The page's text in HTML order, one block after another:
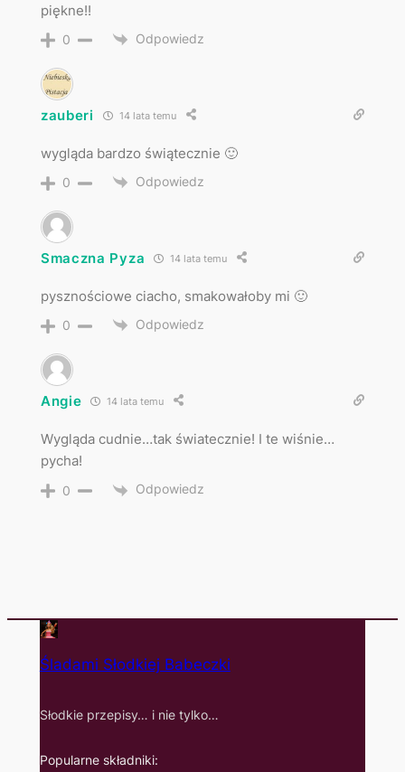
piękne!!
0 Odpowiedz
zauberi 14 lata temu
wygląda bardzo świątecznie 🙂
0 Odpowiedz
Smaczna Pyza 14 lata temu
pysznościowe ciacho, smakowałoby mi 🙂
0 Odpowiedz
Angie 14 lata temu
Wygląda cudnie…tak światecznie! I te wiśnie…
pycha!
0 Odpowiedz
Śladami Słodkiej Babeczki
Słodkie przepisy… i nie tylko…
Popularne składniki: